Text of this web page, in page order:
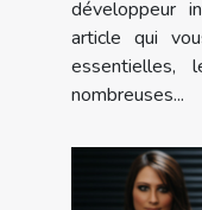
développeur
article qui
nombreuses...